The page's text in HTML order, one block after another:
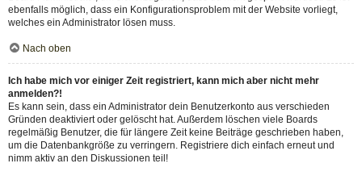
ebenfalls möglich, dass ein Konfigurationsproblem mit der Website vorliegt,
welches ein Administrator lösen muss.
Nach oben
Ich habe mich vor einiger Zeit registriert, kann mich aber nicht mehr
anmelden?!
Es kann sein, dass ein Administrator dein Benutzerkonto aus verschieden
Gründen deaktiviert oder gelöscht hat. Außerdem löschen viele Boards
regelmäßig Benutzer, die für längere Zeit keine Beiträge geschrieben haben,
um die Datenbankgröße zu verringern. Registriere dich einfach erneut und
nimm aktiv an den Diskussionen teil!